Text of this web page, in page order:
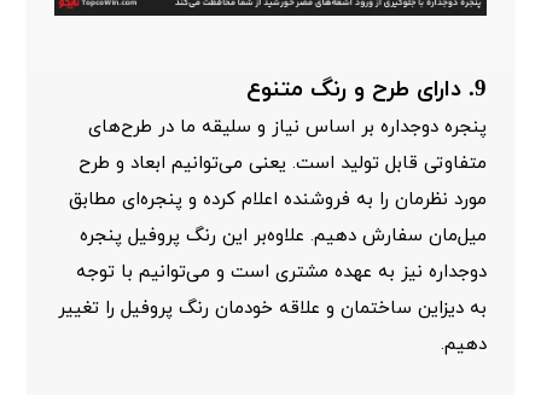
9. دارای طرح و رنگ متنوع
پنجره دوجداره بر اساس نیاز و سلیقه ما در طرح‌های
متفاوتی قابل تولید است. یعنی می‌توانیم ابعاد و طرح
مورد نظرمان را به فروشنده اعلام کرده و پنجره‌ای مطابق
میل‌مان سفارش دهیم. علاوه‌بر این رنگ پروفیل پنجره
دوجداره نیز به عهده مشتری است و می‌توانیم با توجه
به دیزاین ساختمان و علاقه خودمان رنگ پروفیل را تغییر
دهیم.